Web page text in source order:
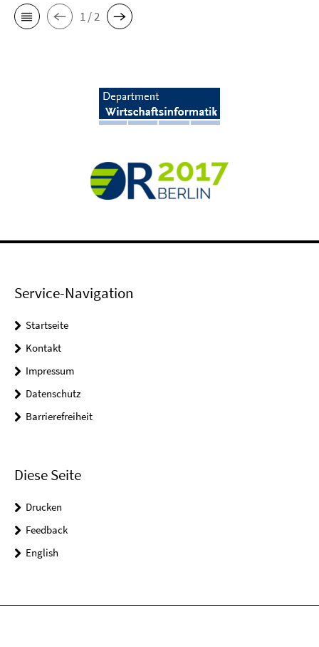
1 / 2
Service-Navigation
Startseite
Kontakt
Impressum
Datenschutz
Barrierefreiheit
Diese Seite
Drucken
Feedback
English